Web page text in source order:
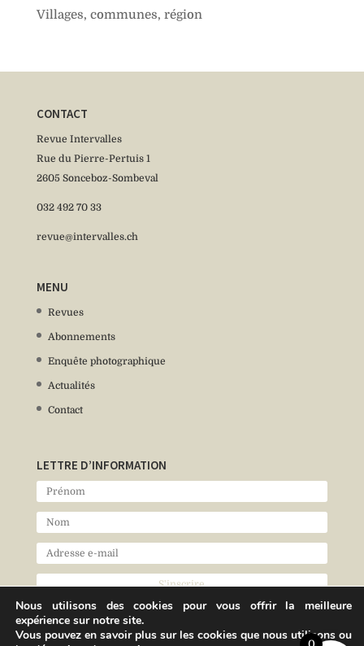
Villages, communes, région
CONTACT
Revue Intervalles
Rue du Pierre-Pertuis 1
2605 Sonceboz-Sombeval
032 492 70 33
revue@intervalles.ch
MENU
Revues
Abonnements
Enquête photographique
Actualités
Contact
LETTRE D’INFORMATION
Nous utilisons des cookies pour vous offrir la meilleure
expérience sur notre site.
Vous pouvez en savoir plus sur les cookies que nous utilisons ou